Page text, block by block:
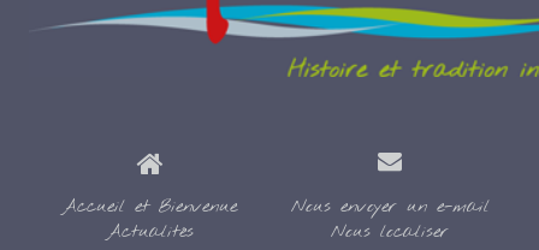
Accueil et Bienvenue
Actualités
Nous envoyer un e-mail
Nous localiser